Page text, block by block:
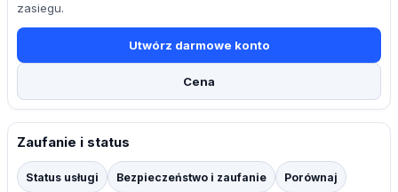
zasiegu.
Utwórz darmowe konto
Cena
Zaufanie i status
Status usługi Bezpieczeństwo i zaufanie Porównaj